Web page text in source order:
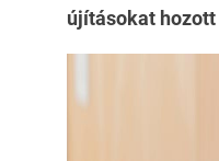
újításokat